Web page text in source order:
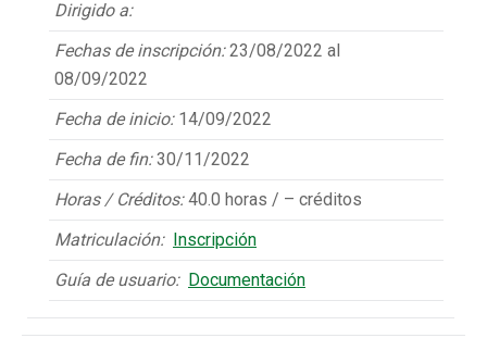
Dirigido a:
Fechas de inscripción:23/08/2022 al
08/09/2022
Fecha de inicio: 14/09/2022
Fecha de fin:30/11/2022
Horas / Créditos:40.0 horas / – créditos
Matriculación:
Inscripción
Guía de usuario: Documentación